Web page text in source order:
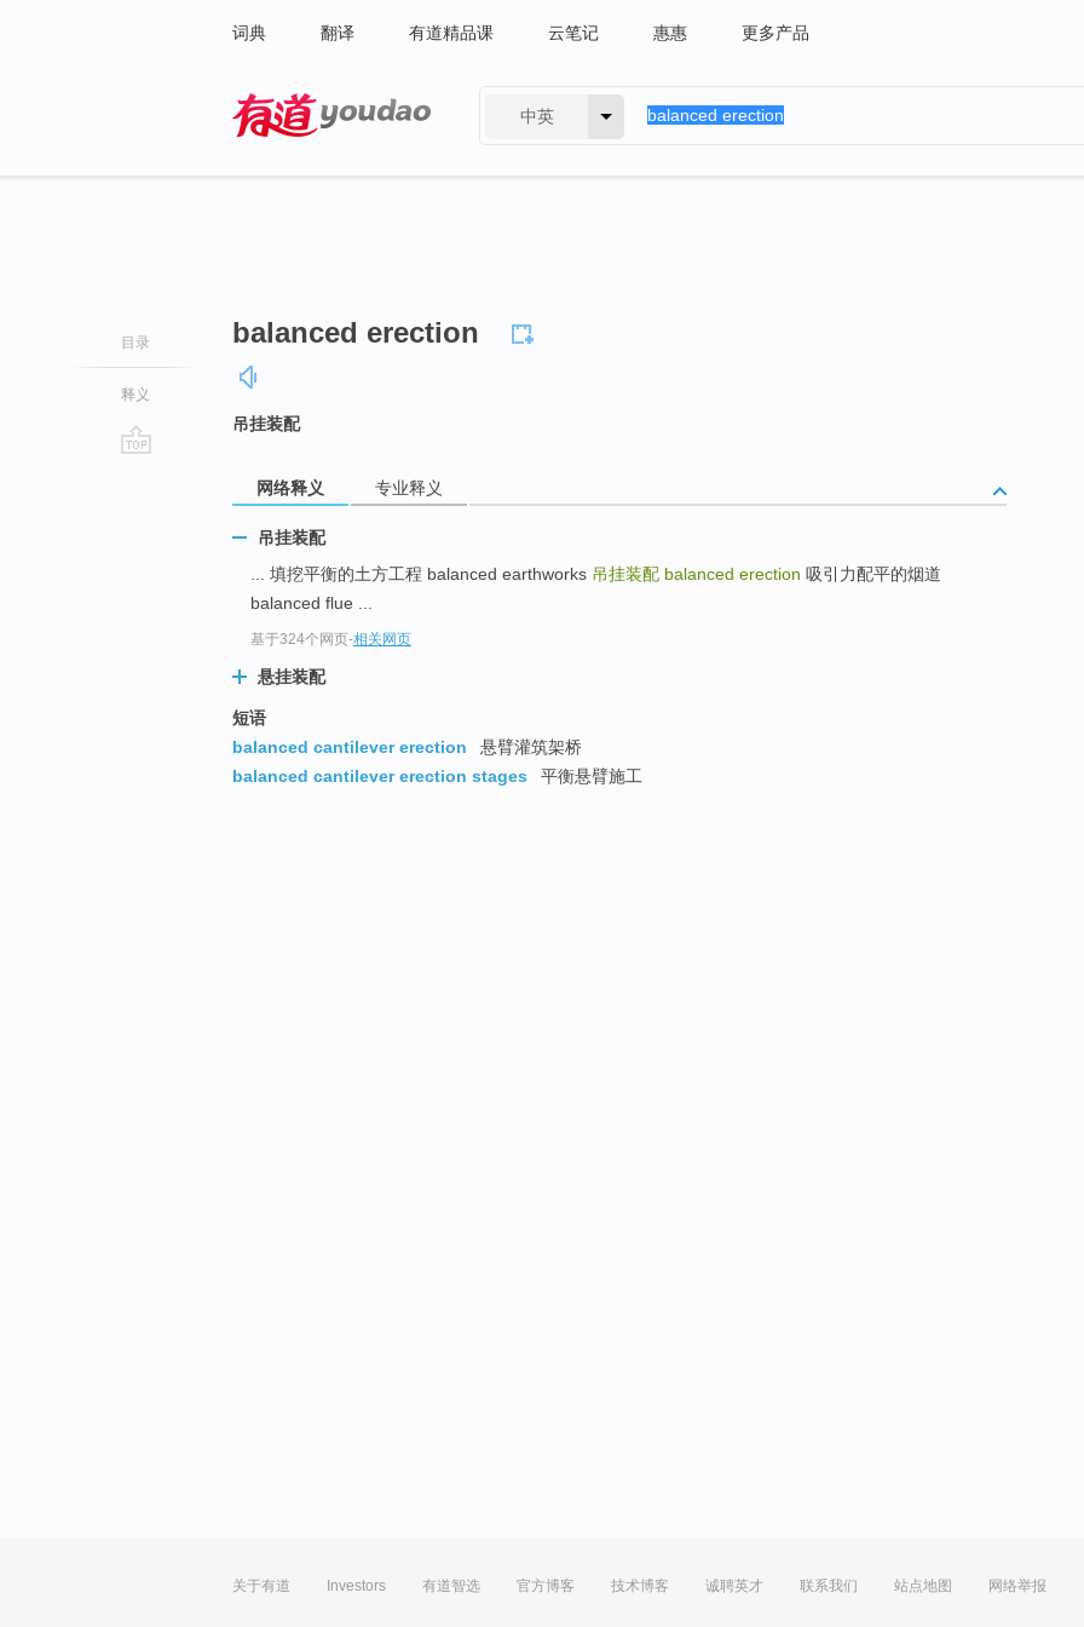
词典 翻译 有道精品课 云笔记 惠惠 更多产品
中英
目录
释义
balanced erection
吊挂装配
网络释义 专业释义
吊挂装配
... 填挖平衡的土方工程 balanced earthworks 吊挂装配 balanced erection 吸引力配平的烟道
balanced flue ...
基于324个网页-相关网页
悬挂装配
短语
balanced cantilever erection
悬臂灌筑架桥
balanced cantilever erection stages
平衡悬臂施工
关于有道 Investors 有道智选 官方博客 技术博客 诚聘英才 联系我们 站点地图 网络举报